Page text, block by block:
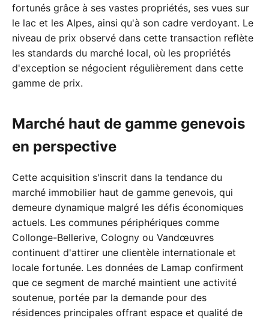
fortunés grâce à ses vastes propriétés, ses vues sur
le lac et les Alpes, ainsi qu'à son cadre verdoyant. Le
niveau de prix observé dans cette transaction reflète
les standards du marché local, où les propriétés
d'exception se négocient régulièrement dans cette
gamme de prix.
Marché haut de gamme genevois
en perspective
Cette acquisition s'inscrit dans la tendance du
marché immobilier haut de gamme genevois, qui
demeure dynamique malgré les défis économiques
actuels. Les communes périphériques comme
Collonge-Bellerive, Cologny ou Vandœuvres
continuent d'attirer une clientèle internationale et
locale fortunée. Les données de Lamap confirment
que ce segment de marché maintient une activité
soutenue, portée par la demande pour des
résidences principales offrant espace et qualité de